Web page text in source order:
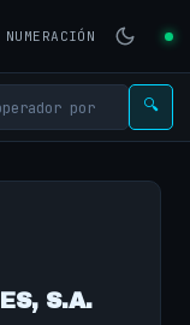
NUMERACIÓN
🔍
S.A.